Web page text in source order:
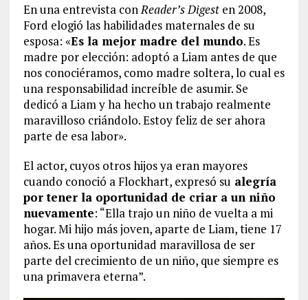
En una entrevista conReader’s Digesten 2008,
Ford elogió las habilidades maternales de su
esposa: «Es la mejor madre del mundo. Es
madre por elección: adoptó a Liam antes de que
nos conociéramos, como madre soltera, lo cual es
una responsabilidad increíble de asumir. Se
dedicó a Liam y ha hecho un trabajo realmente
maravilloso criándolo. Estoy feliz de ser ahora
parte de esa labor».
El actor, cuyos otros hijos ya eran mayores
cuando conoció a Flockhart, expresó su alegría
por tener la oportunidad de criar a un niño
nuevamente: “Ella trajo un niño de vuelta a mi
hogar. Mi hijo más joven, aparte de Liam, tiene 17
años. Es una oportunidad maravillosa de ser
parte del crecimiento de un niño, que siempre es
una primavera eterna”.